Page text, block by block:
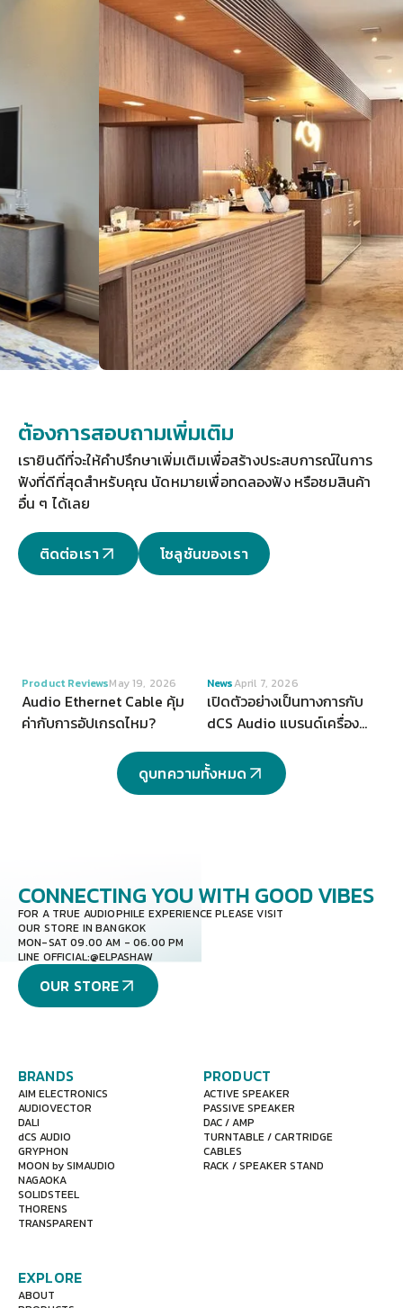
ต้องการสอบถามเพิ่มเติม
เรายินดีที่จะให้คำปรึกษาเพิ่มเติมเพื่อสร้างประสบการณ์ในการ
ฟังที่ดีที่สุดสำหรับคุณ นัดหมายเพื่อทดลองฟัง หรือชมสินค้า
อื่น ๆ ได้เลย
ติดต่อเรา โซลูชันของเรา
VIEW
Product ReviewsMay 19, 2026
Audio Ethernet Cable คุ้ม
ค่ากับการอัปเกรดไหม?
VIEW
NewsApril 7, 2026
เปิดตัวอย่างเป็นทางการกับ
dCS Audio แบรนด์เครื่อง
ราชอาณาจักร
ดูบทความทั้งหมด
CONNECTING YOU WITH GOOD VIBES
FOR A TRUE AUDIOPHILE EXPERIENCE PLEASE VISIT
OUR STORE IN BANGKOK
MON-SAT 09.00 AM - 06.00 PM
LINE OFFICIAL:@ELPASHAW
OUR STORE
BRANDS
AIM ELECTRONICS
AUDIOVECTOR
DALI
dCS AUDIO
GRYPHON
MOON by SIMAUDIO
NAGAOKA
SOLIDSTEEL
THORENS
TRANSPARENT
PRODUCT
ACTIVE SPEAKER
PASSIVE SPEAKER
DAC / AMP
TURNTABLE / CARTRIDGE
CABLES
RACK / SPEAKER STAND
EXPLORE
ABOUT